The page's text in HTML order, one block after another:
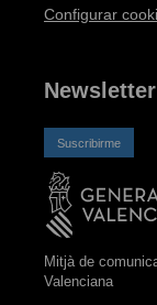
Configurar
Newsletter
Suscribirme
Mitjà de
Valenciana